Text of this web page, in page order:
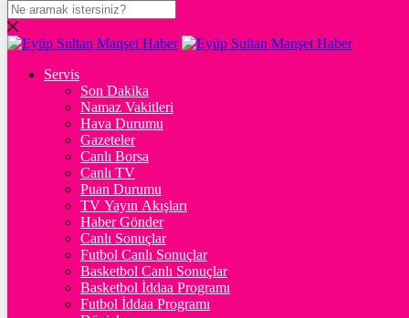
DOLAR
47,6942$% 0.05
% -0.13
STERLİN
% -0.04
Servis
Son Dakika
Namaz Vakitleri
Hava Durumu
Gazeteler
Canlı Borsa
Canlı TV
Puan Durumu
TV Yayın Akışları
Haber Gönder
Canlı Sonuçlar
Futbol Canlı Sonuçlar
Basketbol Canlı Sonuçlar
Basketbol İddaa Programı
Futbol İddaa Programı